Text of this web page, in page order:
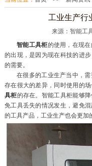
工业生产行
来源：智能
智能工具柜的使用，在现
的出现，是因为现在科技的进
的需要。
在很多的工业生产当中，
存在很大的差异，同时使用的
具柜的存在。智能工具柜能够
免工具丢失的情况发生，避免
的工具产品，工业生产也会更加